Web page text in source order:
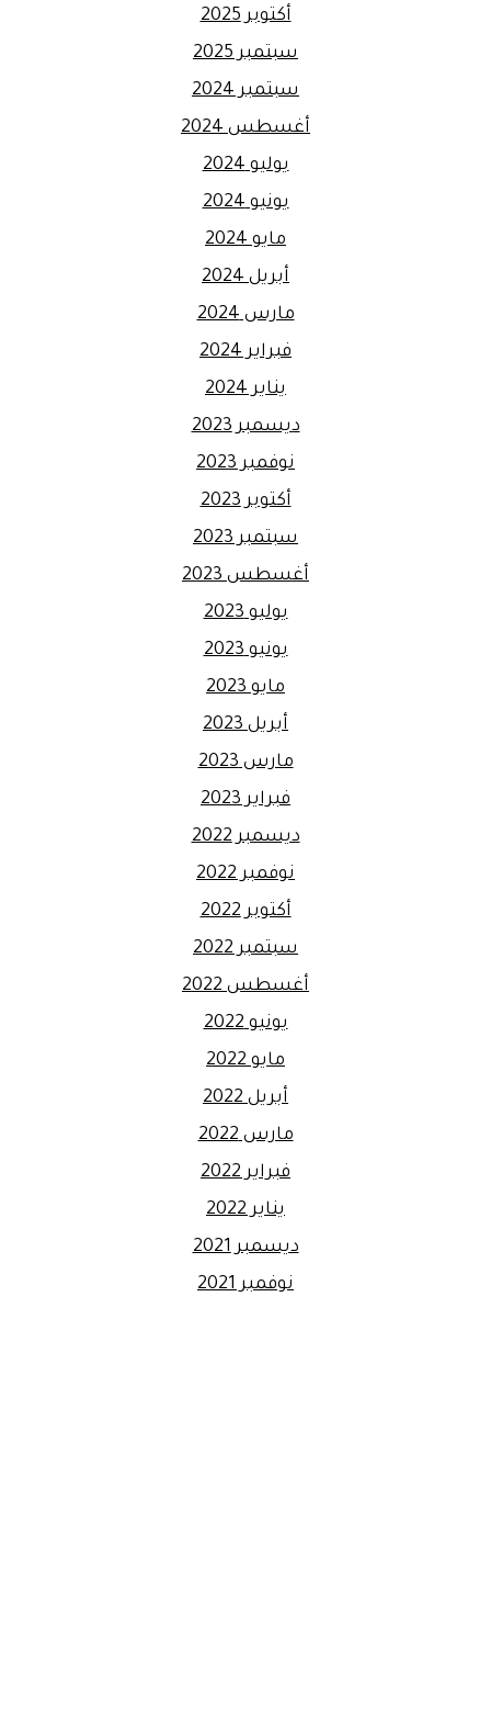
أكتوبر 2025
سبتمبر 2025
سبتمبر 2024
أغسطس 2024
يوليو 2024
يونيو 2024
مايو 2024
أبريل 2024
مارس 2024
فبراير 2024
يناير 2024
ديسمبر 2023
نوفمبر 2023
أكتوبر 2023
سبتمبر 2023
أغسطس 2023
يوليو 2023
يونيو 2023
مايو 2023
أبريل 2023
مارس 2023
فبراير 2023
ديسمبر 2022
نوفمبر 2022
أكتوبر 2022
سبتمبر 2022
أغسطس 2022
يونيو 2022
مايو 2022
أبريل 2022
مارس 2022
فبراير 2022
يناير 2022
ديسمبر 2021
نوفمبر 2021